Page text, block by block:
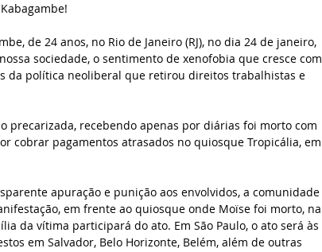
de 24 anos, no Rio de Janeiro (RJ), no dia 24 de janeiro,
sociedade, o sentimento de xenofobia que cresce com
da política neoliberal que retirou direitos trabalhistas e
precarizada, recebendo apenas por diárias foi morto com
cobrar pagamentos atrasados no quiosque Tropicália, em
apuração e punição aos envolvidos, a comunidade
em frente ao quiosque onde Moïse foi morto, na
da vítima participará do ato. Em São Paulo, o ato será às
em Salvador, Belo Horizonte, Belém, além de outras